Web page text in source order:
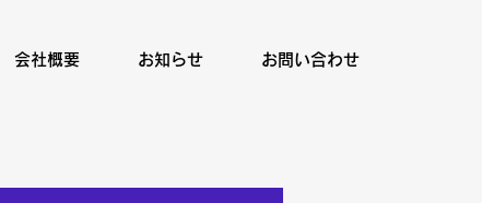
会社概要 お知らせ お問い合わせ